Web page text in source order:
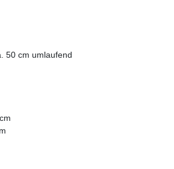
50 cm umlaufend